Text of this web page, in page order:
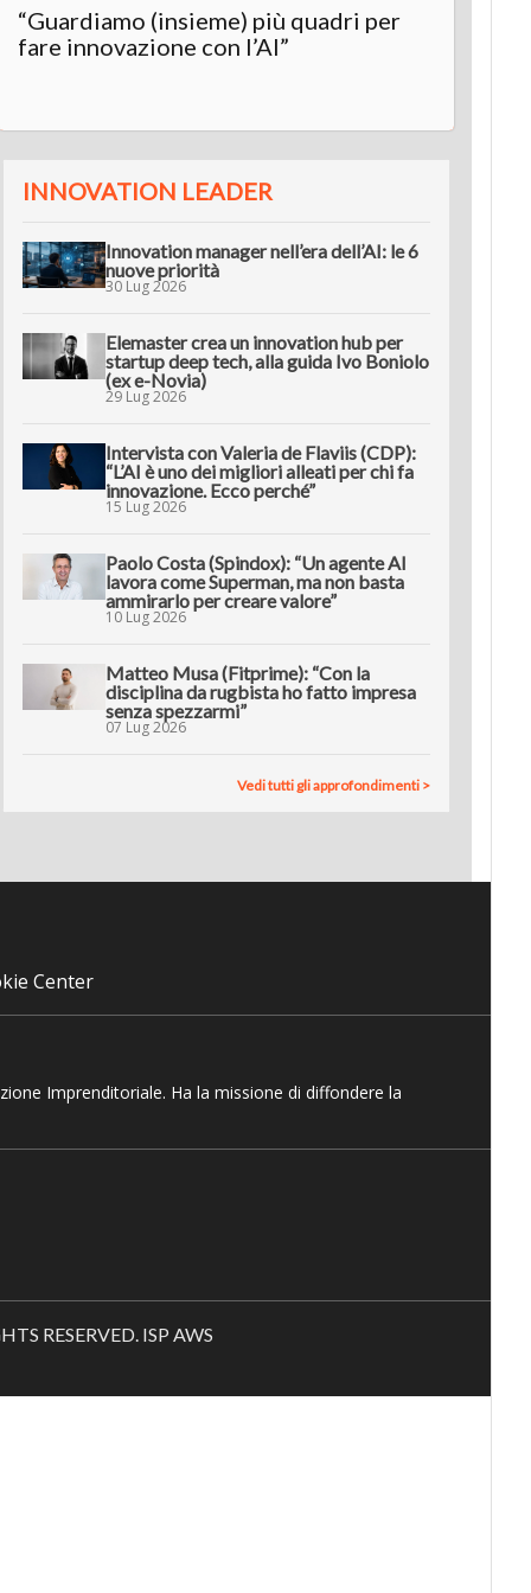
“Guardiamo (insieme) più quadri per
fare innovazione con l’AI”
INNOVATION LEADER
Innovation manager nell’era dell’AI: le 6
nuove priorità
30 Lug 2026
Elemaster crea un innovation hub per
startup deep tech, alla guida Ivo Boniolo
(ex e-Novia)
29 Lug 2026
Intervista con Valeria de Flaviis (CDP):
“L’AI è uno dei migliori alleati per chi fa
innovazione. Ecco perché”
15 Lug 2026
Paolo Costa (Spindox): “Un agente AI
lavora come Superman, ma non basta
ammirarlo per creare valore”
10 Lug 2026
Matteo Musa (Fitprime): “Con la
disciplina da rugbista ho fatto impresa
senza spezzarmi”
07 Lug 2026
Vedi tutti gli approfondimenti >
Center
Imprenditoriale. Ha la missione di diffondere la
RESERVED. ISP AWS